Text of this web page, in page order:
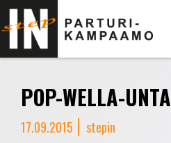
POP-WELLA-
17.09.2015 stepin